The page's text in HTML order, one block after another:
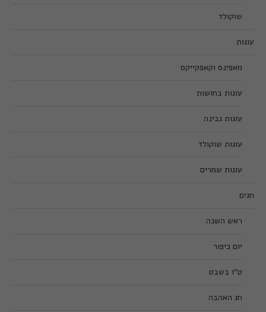
שוקולד
עוגות
מאפינס וקאפקייקס
עוגות בחושות
עוגות גבינה
עוגות שוקולד
עוגות שמרים
חגים
ראש השנה
יום כיפור
ט”ו בשבט
חג האהבה